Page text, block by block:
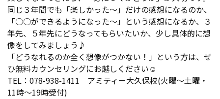
同じ３年間でも「楽しかった～」だけの感想になるのか、
「○○ができるようになった～」という感想になるか、３
年先、５年先にどうなってもらいたいか、少し具体的に想
像をしてみましょう♪
「どうなれるのか全く想像がつかない！」という方は、ぜ
ひ無料カウンセリングにお越しください☺
TEL：078-938-1411 アミティー大久保校(火曜～土曜・
11時～19時受付)